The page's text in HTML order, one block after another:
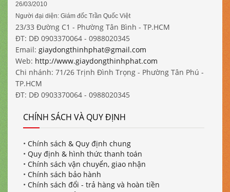
26/03/2010
Người đại diện: Giám đốc Trần Quốc Việt
23/33 Đường C1 - Phường Tân Bình - TP.HCM
ĐT: DĐ 0903370064 - 0988020345
Email: giaydongthinhphat@gmail.com
Web: http://www.giaydongthinhphat.com
Chi nhánh: 71/26 Trịnh Đình Trọng - Phường Tân Phú -
TP.HCM
ĐT: DĐ 0903370064 - 0988020345
CHÍNH SÁCH VÀ QUY ĐỊNH
• Chính sách & Quy định chung
• Quy định & hình thức thanh toán
• Chính sách vận chuyển, giao nhận
• Chính sách bảo hành
• Chính sách đổi - trả hàng và hoàn tiền